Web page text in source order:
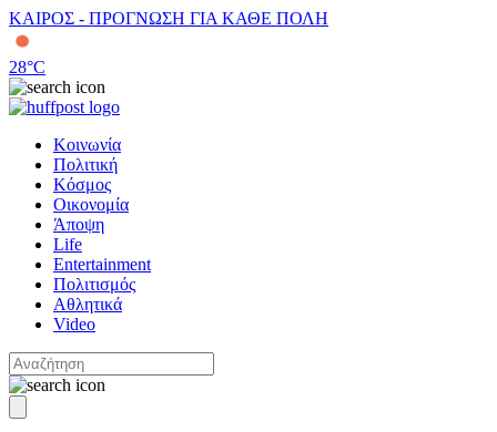
ΚΑΙΡΟΣ - ΠΡΟΓΝΩΣΗ ΓΙΑ ΚΑΘΕ ΠΟΛΗ
28°C
Κοινωνία
Πολιτική
Κόσμος
Οικονομία
Άποψη
Life
Entertainment
Πολιτισμός
Αθλητικά
Video